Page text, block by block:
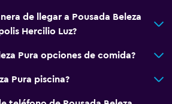
de llegar a Pousada Beleza
Hercilio Luz?
Pura opciones de comida?
Pura piscina?